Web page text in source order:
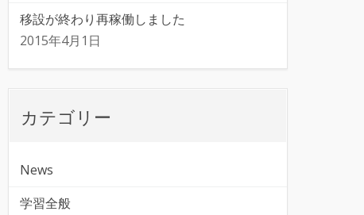
移設が終わり再稼働しました
2015年4月1日
カテゴリー
News
学習全般